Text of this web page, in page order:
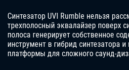
Синтезатор UVI Rumble нельзя
трехполосный эквалайзер поверх
полоса генерирует собственное
инструмент в гибрид синтезатора
платформы для сложного саунд-